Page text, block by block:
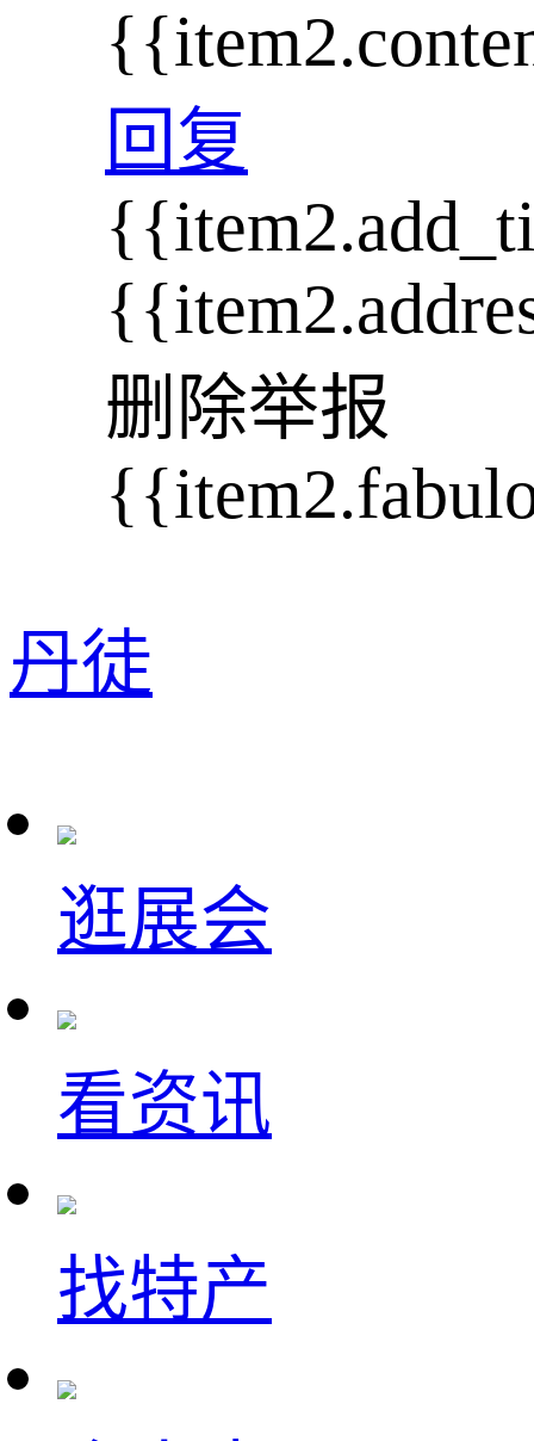
回复
删除举报
丹徒
逛展会
看资讯
找特产